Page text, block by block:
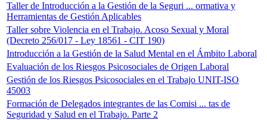
Taller de Introducción a la Gestión de la Seguri ... ormativa y
Herramientas de Gestión Aplicables
Taller sobre Violencia en el Trabajo. Acoso Sexual y Moral
(Decreto 256/017 - Ley 18561 - CIT 190)
Introducción a la Gestión de la Salud Mental en el Ámbito Laboral
Evaluación de los Riesgos Psicosociales de Origen Laboral
Gestión de los Riesgos Psicosociales en el Trabajo UNIT-ISO
45003
Formación de Delegados integrantes de las Comisi ... tas de
Seguridad y Salud en el Trabajo. Parte 2